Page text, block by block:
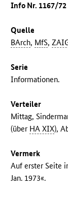
Info Nr. 1167/72
Quelle
BArch, MfS,
Serie
Informationen.
Verteiler
Mittag,
(über HA XIX),
Vermerk
Auf erster Seite
Jan. 1973«.